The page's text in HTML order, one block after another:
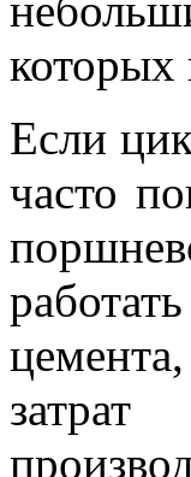
которых
Если
часто